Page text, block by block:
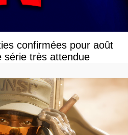
confirmées pour août
série très attendue